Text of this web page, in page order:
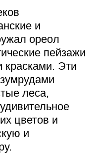
и
ореол
пейзажи
Эти
леса,
цветов и
и